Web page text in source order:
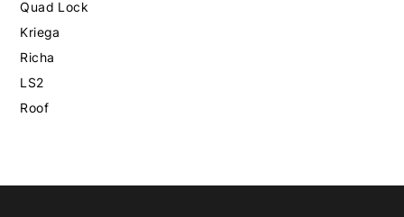
Quad Lock
Kriega
Richa
LS2
Roof